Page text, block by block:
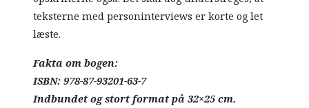
teksterne med personinterviews er korte og let
læste.
Fakta om bogen:
ISBN: 978-87-93201-63-7
Indbundet og stort format på 32×25 cm.